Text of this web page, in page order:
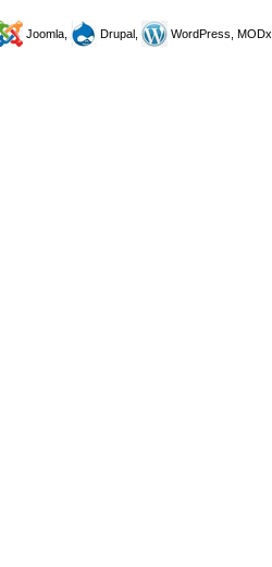
Joomla, Drupal, WordPress, MODx.